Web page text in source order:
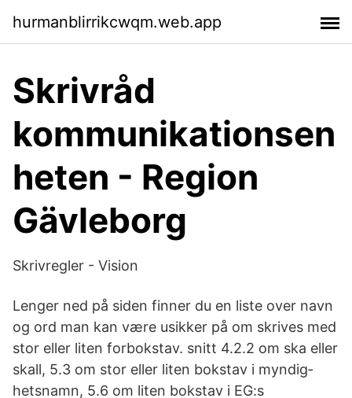
hurmanblirrikcwqm.web.app
Skrivråd
kommunikationsen
heten - Region
Gävleborg
Skrivregler - Vision
Lenger ned på siden finner du en liste over navn
og ord man kan være usikker på om skrives med
stor eller liten forbokstav. snitt 4.2.2 om ska eller
skall, 5.3 om stor eller liten bokstav i myndig­
hetsnamn, 5.6 om liten bokstav i EG:s